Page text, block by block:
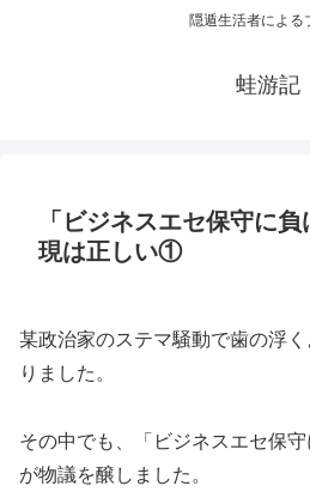
隠遁生活者による
蛙游記
「ビジネスエセ保守に
現は正しい①
某政治家のステマ騒動で歯の浮
りました。
その中でも、「ビジネスエセ保
が物議を醸しました。